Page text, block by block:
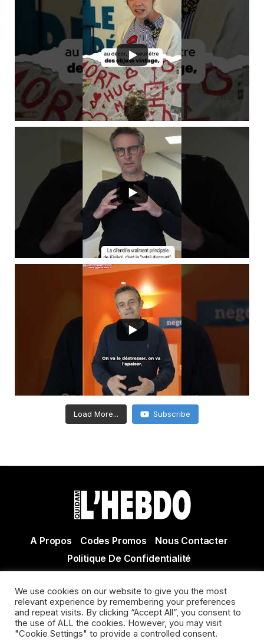
Load More... Subscribe
A Propos Codes Promos
Nous Contacter
Politique De Confidentialité
Actualité Agen - Actualité en lot et Garonne - Actualité
Villeneuve sur Lot
We use cookies on our website to give you the most
relevant experience by remembering your preferences
and repeat visits. By clicking “Accept All”, you consent to
the use of ALL the cookies. However, you may visit
"Cookie Settings" to provide a controlled consent.